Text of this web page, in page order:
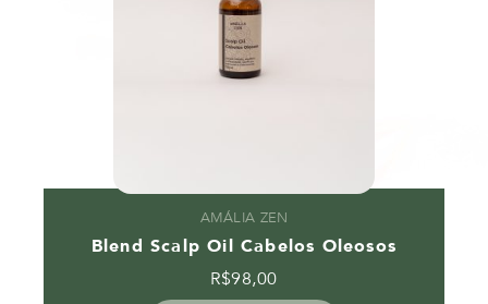
AMÁLIA ZEN
Blend Scalp Oil Cabelos Oleosos
R$98,00